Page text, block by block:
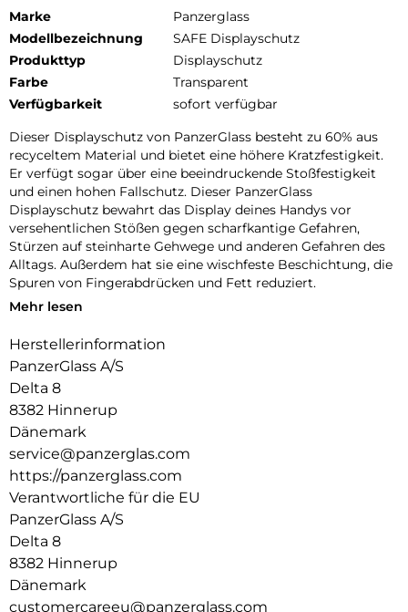
Marke
Panzerglass
Modellbezeichnung
SAFE Displayschutz
Produkttyp
Displayschutz
Farbe
Transparent
Verfügbarkeit
sofort verfügbar
Dieser Displayschutz von PanzerGlass besteht zu 60% aus
recyceltem Material und bietet eine höhere Kratzfestigkeit.
Er verfügt sogar über eine beeindruckende Stoßfestigkeit
und einen hohen Fallschutz. Dieser PanzerGlass
Displayschutz bewahrt das Display deines Handys vor
versehentlichen Stößen gegen scharfkantige Gefahren,
Stürzen auf steinharte Gehwege und anderen Gefahren des
Alltags. Außerdem hat sie eine wischfeste Beschichtung, die
Spuren von Fingerabdrücken und Fett reduziert.
Und um es noch einfacher zu machen, haben wir eine
schnellen Zugriff auf unser Online-Anleitungsvideo
beigefügt. Und denk dran: Sobald der Displayschutz
angebracht ist, musst du nie wieder befürchten, dass dein
Display auf den Boden fällt.
Der Displayschutz ist Ultra-Wide Fit, das bedeutet, dass er
die Vorderseite deines Handys abdeckt und eine vollständige
und kristallklare Sicht auf dein Display bietet, während an
den Rändern noch etwas Platz für eine PanzerGlass-Hülle
100 % Berührungsempfindlichkeit = Fühlt sich dank 100%
Berührungsempfindlichkeit wie das Original-Display an.
Gold-Stärke = Goldstärke: Starker Displayschutz, der Dein
Gerät vor den Schäden alltäglicher Missgeschicke bewahrt.
Mehr lesen
Herstellerinformation
PanzerGlass A/S
Delta 8
8382 Hinnerup
Dänemark
service@panzerglas.com
https://panzerglass.com
Verantwortliche für die EU
PanzerGlass A/S
Delta 8
8382 Hinnerup
Dänemark
customercareeu@panzerglass.com